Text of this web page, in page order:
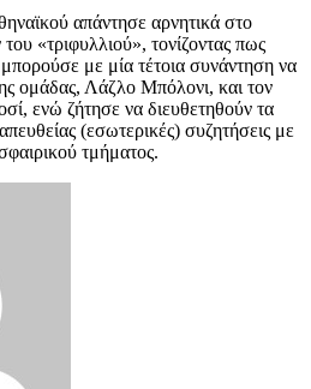
απάντησε αρνητικά στο
«τριφυλλιού», τονίζοντας πως
μπορούσε με μία τέτοια συνάντηση να
ομάδας, Λάζλο Μπόλονι, και τον
ενώ ζήτησε να διευθετηθούν τα
(εσωτερικές) συζητήσεις με
τμήματος.